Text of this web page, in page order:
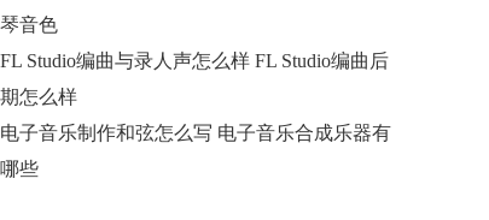
琴音色
FL Studio编曲与录人声怎么样 FL Studio编曲后
期怎么样
电子音乐制作和弦怎么写 电子音乐合成乐器有
哪些